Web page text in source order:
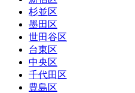
杉並区
墨田区
世田谷区
台東区
中央区
千代田区
豊島区